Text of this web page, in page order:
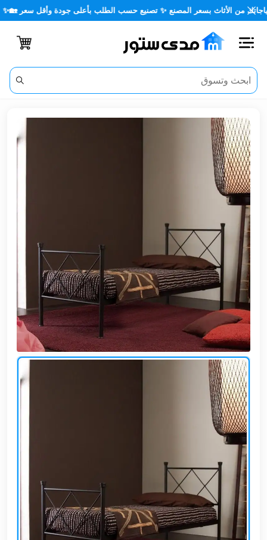
الأثاث بسعر المصنع ✨ تصنيع حسب الطلب بأعلى جودة وأقل سعر 🏡✨
اغلاق
الفئات
الحساب
أثاث
مكتبي
أثاث
خارجي
وشواطئ
أثاث
كافيهات
ومطاعم
وفنادق
حواجز
مرورية
خزانات
مياه
الحيوانات
أدوات
نظافة